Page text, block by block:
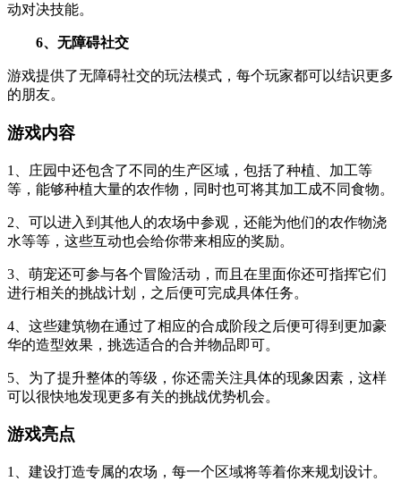
动对决技能。
6、无障碍社交
游戏提供了无障碍社交的玩法模式，每个玩家都可以结识更多
的朋友。
游戏内容
1、庄园中还包含了不同的生产区域，包括了种植、加工等
等，能够种植大量的农作物，同时也可将其加工成不同食物。
2、可以进入到其他人的农场中参观，还能为他们的农作物浇
水等等，这些互动也会给你带来相应的奖励。
3、萌宠还可参与各个冒险活动，而且在里面你还可指挥它们
进行相关的挑战计划，之后便可完成具体任务。
4、这些建筑物在通过了相应的合成阶段之后便可得到更加豪
华的造型效果，挑选适合的合并物品即可。
5、为了提升整体的等级，你还需关注具体的现象因素，这样
可以很快地发现更多有关的挑战优势机会。
游戏亮点
1、建设打造专属的农场，每一个区域将等着你来规划设计。